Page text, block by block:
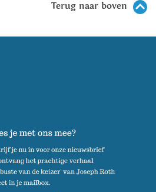
Terug naar boven